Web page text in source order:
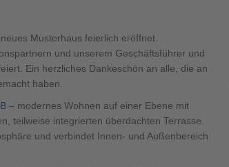
Musterhaus feierlich eröffnet.
und unserem Geschäftsführer und
Ein herzliches Dankeschön an alle, die an
haben.
– modernes Wohnen auf einer Ebene mit
teilweise integrierten überdachten Terrasse.
und verbindet Innen- und Außenbereich